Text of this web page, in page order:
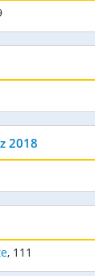
2018
, 111